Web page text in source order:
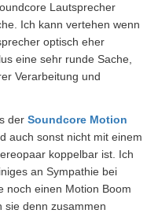
Lautsprecher
Ich kann vertehen wenn
optisch eher
eine sehr runde Sache,
Verarbeitung und
der Soundcore Motion
auch sonst nicht mit einem
koppelbar ist. Ich
an Sympathie bei
noch einen Motion Boom
sie denn zusammen